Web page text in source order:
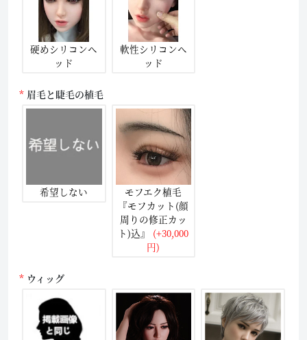
硬めシリコンヘ
ッド
軟性シリコンヘ
ッド
眉毛と睫毛の植毛
希望しない
モフエク植毛
『モフカット(顔
周りの修正カッ
ト)込』
(+30,000
円)
ウィッグ